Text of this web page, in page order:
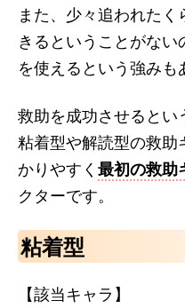
また、少々追われた
きるということがな
を使えるという強みも
救助を成功させるとい
粘着型や解読型の救助
かりやすく 最初の救助
クターです。
粘着型
【該当キャラ】